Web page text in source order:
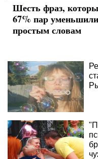
Шесть фраз,
67% пар
простым словам